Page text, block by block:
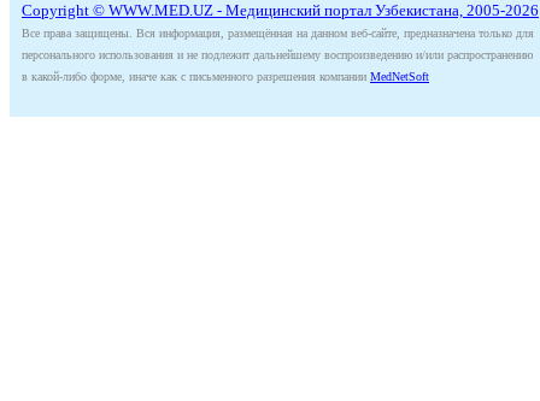
Copyright © WWW.MED.UZ - Медицинский портал Узбекистана, 2005-2026
Все права защищены. Вся информация, размещённая на данном веб-сайте, предназначена только для
персонального использования и не подлежит дальнейшему воспроизведению и/или распространению
в какой-либо форме, иначе как с письменного разрешения компании MedNetSoft